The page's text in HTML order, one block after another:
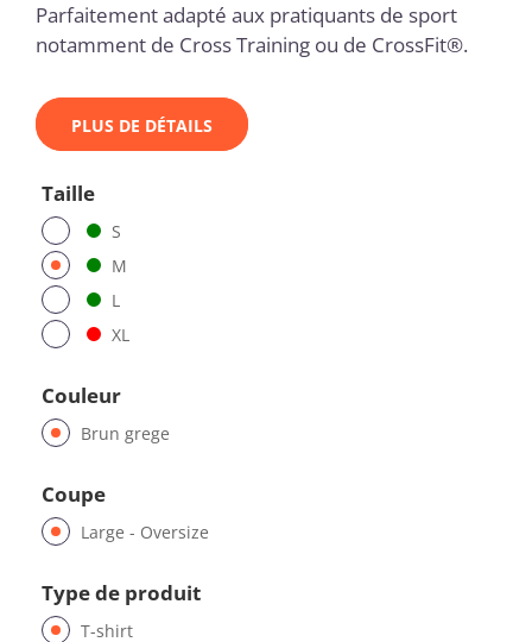
Parfaitement adapté aux pratiquants de sport
notamment de Cross Training ou de CrossFit®.
PLUS DE DÉTAILS
Taille
S
M
L
XL
Couleur
Brun grege
Coupe
Large - Oversize
Type de produit
T-shirt